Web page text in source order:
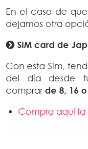
En el caso de
dejamos otra
SIM card de
Con esta Sim,
del día desde
comprarde 8, 16
Compra aquí la